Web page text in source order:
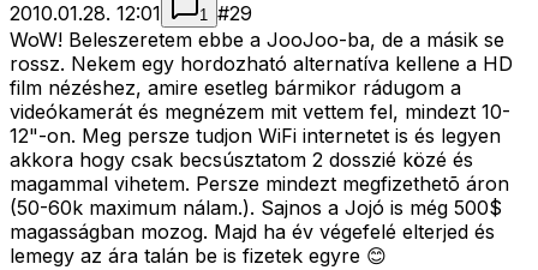
2010.01.28. 12:01 1 #29
WoW! Beleszeretem ebbe a JooJoo-ba, de a másik se
rossz. Nekem egy hordozható alternatíva kellene a HD
film nézéshez, amire esetleg bármikor rádugom a
videókamerát és megnézem mit vettem fel, mindezt 10-
12"-on. Meg persze tudjon WiFi internetet is és legyen
akkora hogy csak becsúsztatom 2 dosszié közé és
magammal vihetem. Persze mindezt megfizethetõ áron
(50-60k maximum nálam.). Sajnos a Jojó is még 500$
magasságban mozog. Majd ha év végefelé elterjed és
lemegy az ára talán be is fizetek egyre 😊